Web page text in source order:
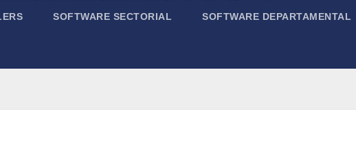
SOFTWARE SECTORIAL SOFTWARE DEPARTAMENTAL